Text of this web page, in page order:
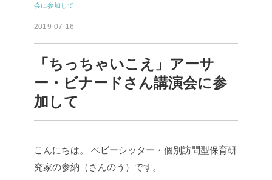
会に参加して
2019-07-16
「ちっちゃいこえ」アーサ
ー・ビナードさん講演会に参
加して
こんにちは。
ベビーシッター・個別訪問型保育研
究家の参納（さんのう）です。